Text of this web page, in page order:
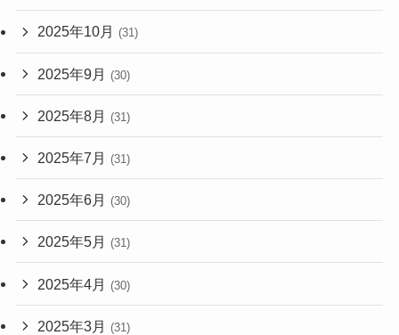
2025年10月 (31)
2025年9月 (30)
2025年8月 (31)
2025年7月 (31)
2025年6月 (30)
2025年5月 (31)
2025年4月 (30)
2025年3月 (31)